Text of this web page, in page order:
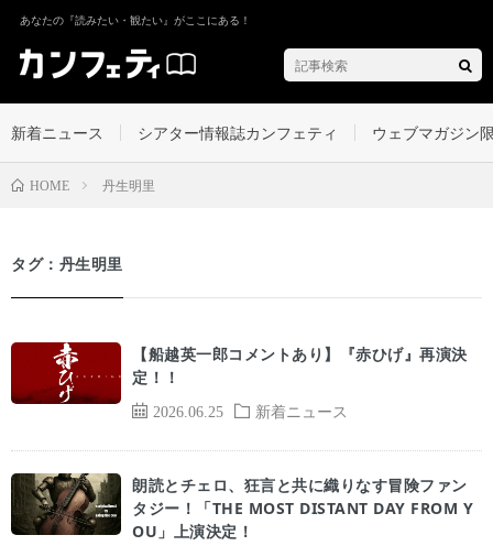
あなたの『読みたい・観たい』がここにある！
新着ニュース シアター情報誌カンフェティ ウェブマガジン
HOME 丹生明里
タグ：丹生明里
2026.06.25 新着ニュース
【船越英一郎コメントあり】『赤ひげ』再演決
定！！
朗読とチェロ、狂言と共に織りなす冒険ファン
タジー！「THE MOST DISTANT DAY FROM Y
OU」上演決定！